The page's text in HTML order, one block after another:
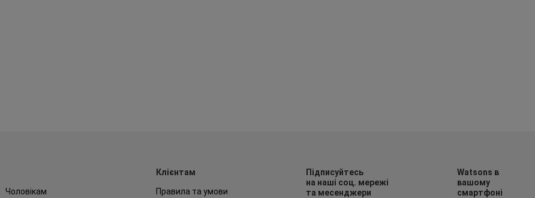
Чоловікам
Клієнтам
Правила та умови
Підписуйтесь
на наші соц. мережі
та месенджери
Watsons в
вашому
смартфоні